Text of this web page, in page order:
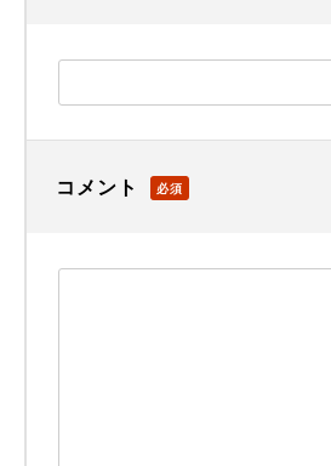
コメント 必須